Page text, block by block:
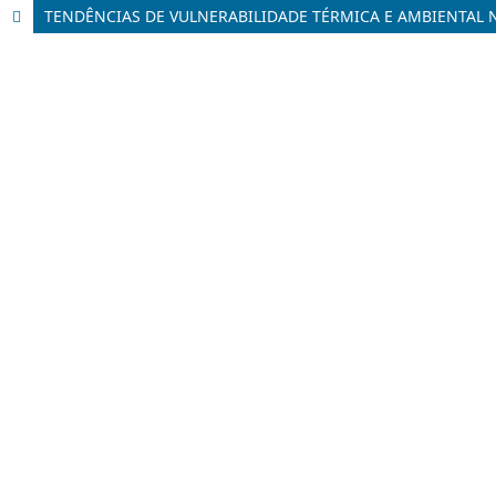
TENDÊNCIAS DE VULNERABILIDADE TÉRMICA E AMBIENTAL